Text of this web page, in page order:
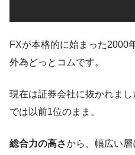
FXが本格的に始まった2000
外為どっとコムです。
現在は証券会社に抜かれま
では以前1位のまま。
総合力の高さから、幅広い